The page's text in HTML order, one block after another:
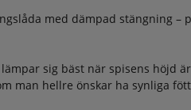
med dämpad stängning –
sig bäst när spisens höjd
man hellre önskar ha synliga